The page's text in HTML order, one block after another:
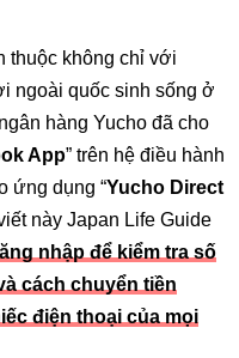
thuộc không chỉ với
ngoài quốc sinh sống ở
hàng Yucho đã cho
App” trên hệ điều hành
ứng dụng “Yucho Direct
này Japan Life Guide
nhập để kiểm tra số
cách chuyển tiền
điện thoại của mọi